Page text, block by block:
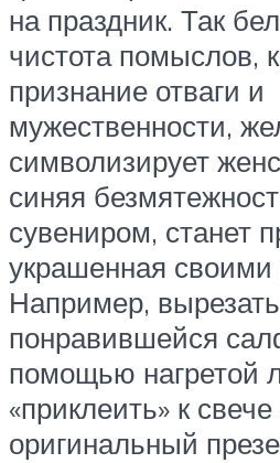
на праздник. Так
чистота помыслов,
признание отваги и
мужественности,
символизирует
синяя
сувениром, станет
украшенная своими
Например,
понравившейся
помощью нагретой
«приклеить» к
оригинальный